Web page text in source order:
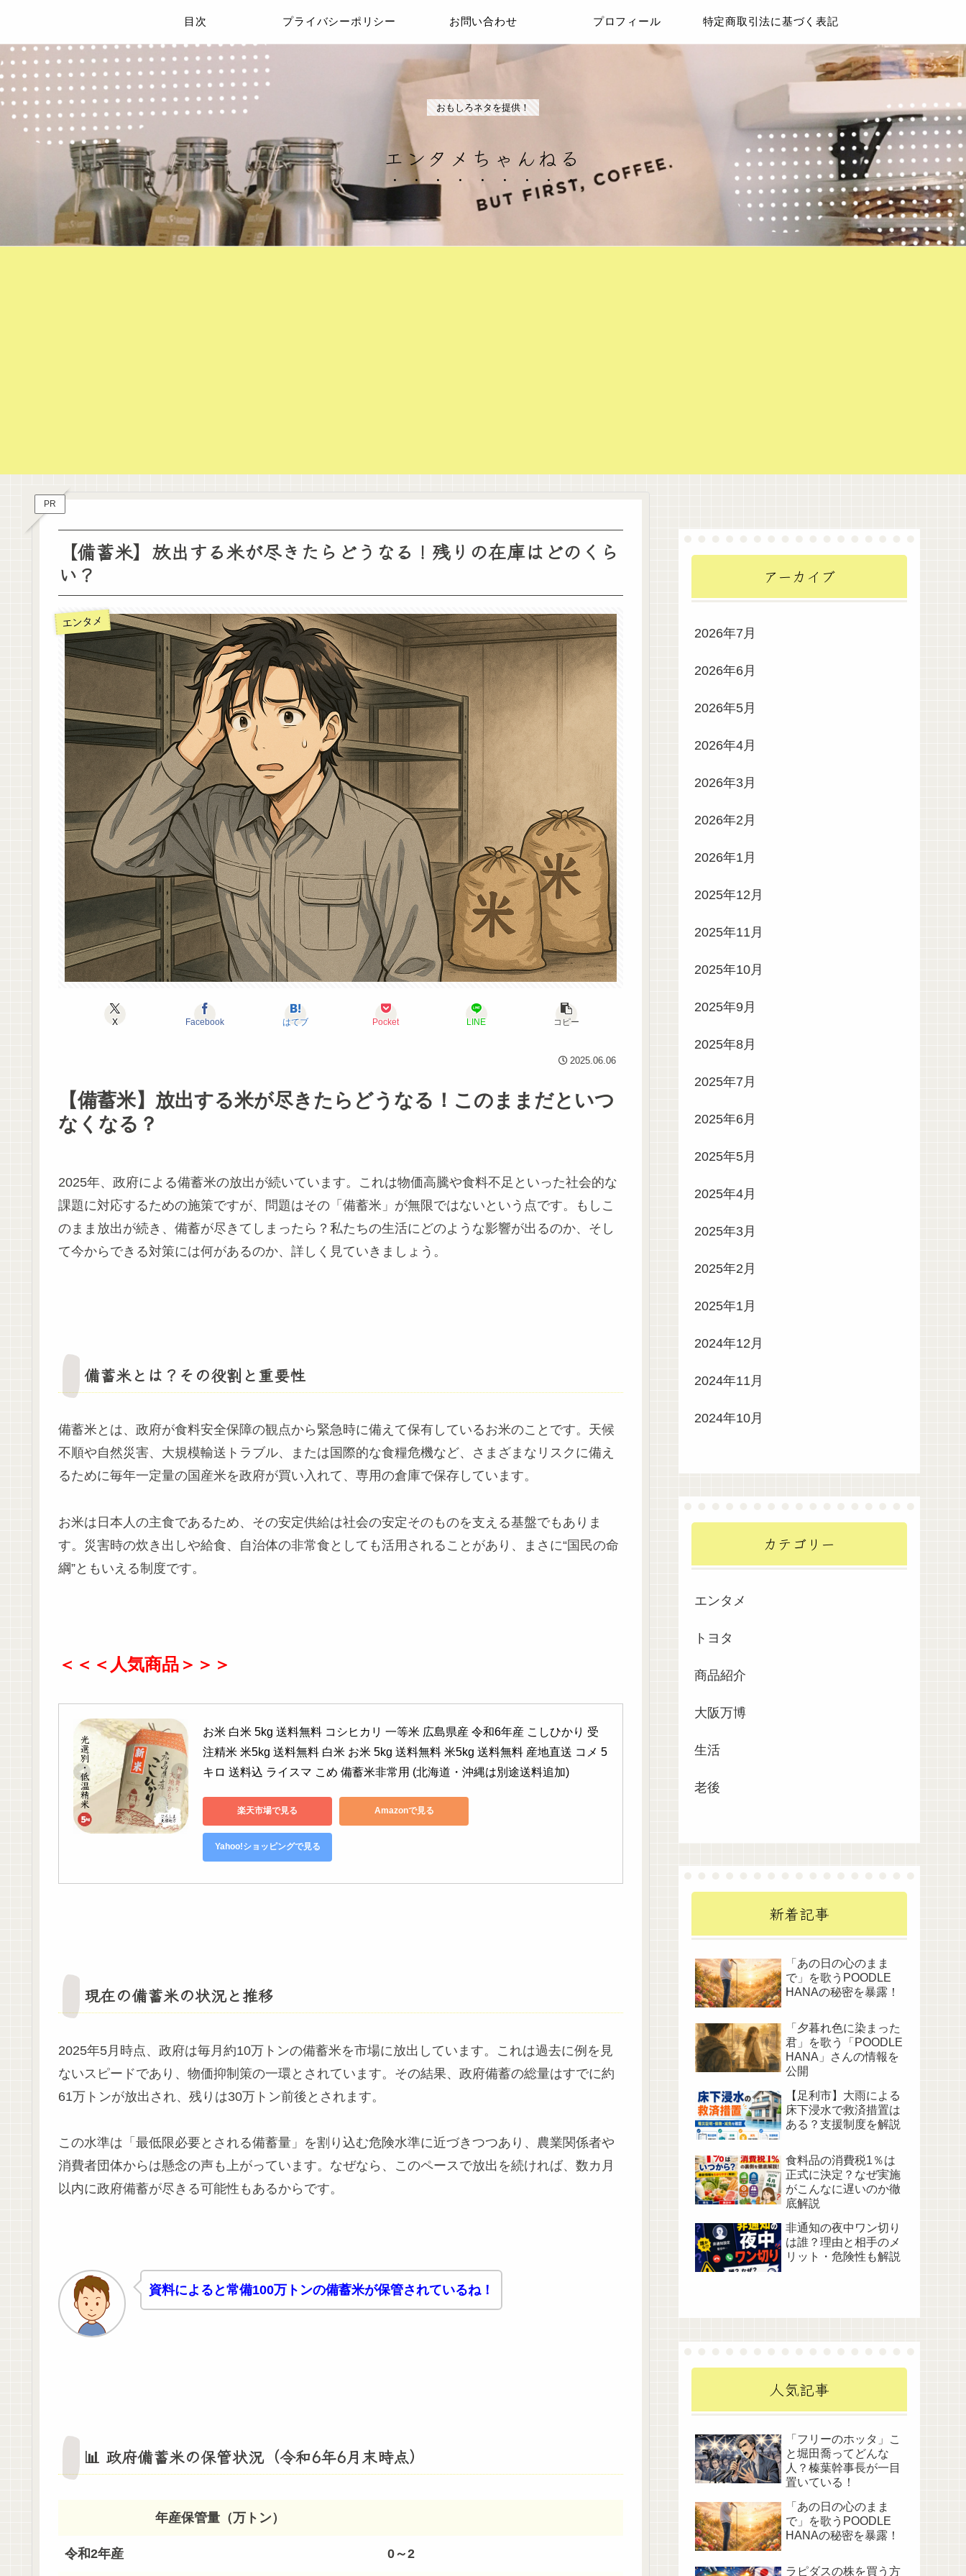
おもしろネタを提供！
エンタメちゃんねる
目次 プライバシーポリシー お問い合わせ プロフィール 特定商取引法に基づく表記
PR
【備蓄米】放出する米が尽きたらどうなる！残りの在庫はどのくら
い？
エンタメ
X Facebook はてブ Pocket LINE コピー
2025.06.06
【備蓄米】放出する米が尽きたらどうなる！このままだといつ
なくなる？
2025年、政府による備蓄米の放出が続いています。これは物価高騰や食料不足といった社会的な
課題に対応するための施策ですが、問題はその「備蓄米」が無限ではないという点です。もしこ
のまま放出が続き、備蓄が尽きてしまったら？私たちの生活にどのような影響が出るのか、そし
て今からできる対策には何があるのか、詳しく見ていきましょう。
備蓄米とは？その役割と重要性
備蓄米とは、政府が食料安全保障の観点から緊急時に備えて保有しているお米のことです。天候
不順や自然災害、大規模輸送トラブル、または国際的な食糧危機など、さまざまなリスクに備え
るために毎年一定量の国産米を政府が買い入れて、専用の倉庫で保存しています。
お米は日本人の主食であるため、その安定供給は社会の安定そのものを支える基盤でもありま
す。災害時の炊き出しや給食、自治体の非常食としても活用されることがあり、まさに“国民の命
綱”ともいえる制度です。
＜＜＜人気商品＞＞＞
お米 白米 5kg 送料無料 コシヒカリ 一等米 広島県産 令和6年産 こしひかり 受
注精米 米5kg 送料無料 白米 お米 5kg 送料無料 米5kg 送料無料 産地直送 コメ 5
キロ 送料込 ライスマ こめ 備蓄米非常用 (北海道・沖縄は別途送料追加)
楽天市場で見る Amazonで見る
Yahoo!ショッピングで見る
現在の備蓄米の状況と推移
2025年5月時点、政府は毎月約10万トンの備蓄米を市場に放出しています。これは過去に例を見
ないスピードであり、物価抑制策の一環とされています。その結果、政府備蓄の総量はすでに約
61万トンが放出され、残りは30万トン前後とされます。
この水準は「最低限必要とされる備蓄量」を割り込む危険水準に近づきつつあり、農業関係者や
消費者団体からは懸念の声も上がっています。なぜなら、このペースで放出を続ければ、数カ月
以内に政府備蓄が尽きる可能性もあるからです。
資料によると常備100万トンの備蓄米が保管されているね！
📊 政府備蓄米の保管状況（令和6年6月末時点）
年産保管量（万トン）
令和2年産 0～2
アーカイブ
2026年7月
2026年6月
2026年5月
2026年4月
2026年3月
2026年2月
2026年1月
2025年12月
2025年11月
2025年10月
2025年9月
2025年8月
2025年7月
2025年6月
2025年5月
2025年4月
2025年3月
2025年2月
2025年1月
2024年12月
2024年11月
2024年10月
カテゴリー
エンタメ
トヨタ
商品紹介
大阪万博
生活
老後
新着記事
「あの日の心のまま
で」を歌うPOODLE
HANAの秘密を暴露！
「夕暮れ色に染まった
君」を歌う「POODLE
HANA」さんの情報を
公開
【足利市】大雨による
床下浸水で救済措置は
ある？支援制度を解説
食料品の消費税1％は
正式に決定？なぜ実施
がこんなに遅いのか徹
底解説
非通知の夜中ワン切り
は誰？理由と相手のメ
リット・危険性も解説
人気記事
「フリーのホッタ」こ
と堀田喬ってどんな
人？榛葉幹事長が一目
置いている！
「あの日の心のまま
で」を歌うPOODLE
HANAの秘密を暴露！
ラピダスの株を買う方